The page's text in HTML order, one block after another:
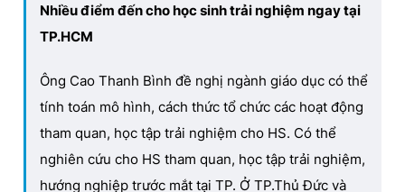
Nhiều điểm đến cho học sinh trải nghiệm ngay tại
TP.HCM
Ông Cao Thanh Bình đề nghị ngành giáo dục có thể
tính toán mô hình, cách thức tổ chức các hoạt động
tham quan, học tập trải nghiệm cho HS. Có thể
nghiên cứu cho HS tham quan, học tập trải nghiệm,
hướng nghiệp trước mắt tại TP. Ở TP.Thủ Đức và